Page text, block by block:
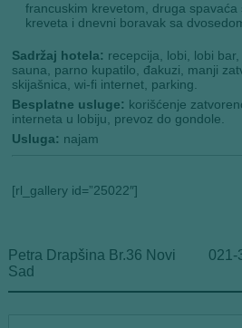
francuskim krevetom, druga
kreveta i dnevni boravak sa
Sadržaj hotela: recepcija, lobi, lobi
sauna, parno kupatilo, đakuzi, manji
skijašnica, wi-fi internet, parking.
Besplatne usluge: korišćenje
interneta u lobiju, prevoz do gondole.
Usluga: najam
[rl_gallery id=”25022″]
Petra Drapšina Br.36 Novi
Sad
021-